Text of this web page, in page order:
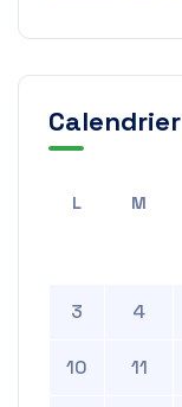
Calendrier
L M
3 4
10 11